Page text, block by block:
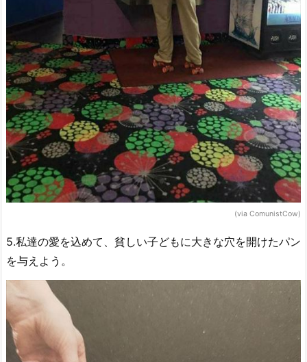
(via ComunistCow)
5.私達の愛を込めて、貧しい子どもに大きな穴を開けたパン
を与えよう。